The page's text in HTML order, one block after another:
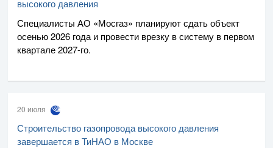
высокого давления
Специалисты АО «Мосгаз» планируют сдать объект
осенью 2026 года и провести врезку в систему в первом
квартале2027-го.
20 июля
Строительство газопровода высокого давления
завершается в ТиНАО в Москве